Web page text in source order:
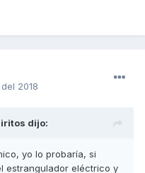
2018
dijo:
yo lo probaría, si
estrangulador eléctrico y